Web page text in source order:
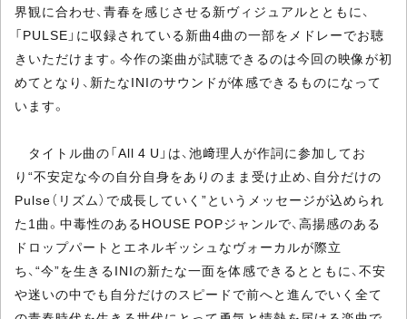
界観に合わせ、青春を感じさせる新ヴィジュアルとともに、
「PULSE」に収録されている新曲4曲の一部をメドレーでお聴
きいただけます。今作の楽曲が試聴できるのは今回の映像が初
めてとなり、新たなINIのサウンドが体感できるものになって
います。
タイトル曲の「All 4 U」は、池﨑理人が作詞に参加してお
り“不安定な今の自分自身をありのまま受け止め、自分だけの
Pulse（リズム）で成長していく”というメッセージが込められ
た1曲。中毒性のあるHOUSE POPジャンルで、高揚感のある
ドロップパートとエネルギッシュなヴォーカルが際立
ち、“今”を生きるINIの新たな一面を体感できるとともに、不安
や迷いの中でも自分だけのスピードで前へと進んでいく全て